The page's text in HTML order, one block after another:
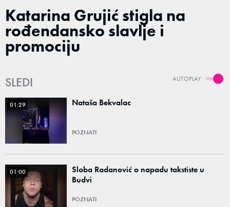
Katarina Grujić stigla na
rođendansko slavlje i
promociju
AUTOPLAY
SLEDI
01:29 Nataša Bekvalac
POZNATI
01:00
Sloba Radanović o napadu takstiste u
Budvi
POZNATI